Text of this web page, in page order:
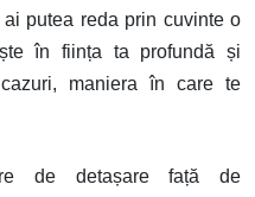
putea reda prin cuvinte o
în ființa ta profundă și
maniera în care te
de detașare față de